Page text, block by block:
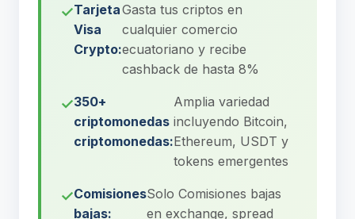
Tarjeta
Visa
Crypto:
Gasta tus criptos en
cualquier comercio
ecuatoriano y recibe
cashback de hasta 8%
350+
criptomonedas
criptomonedas:
Amplia variedad
incluyendo Bitcoin,
Ethereum, USDT y
tokens emergentes
Comisiones
bajas:
Solo Comisiones bajas
en exchange, spread